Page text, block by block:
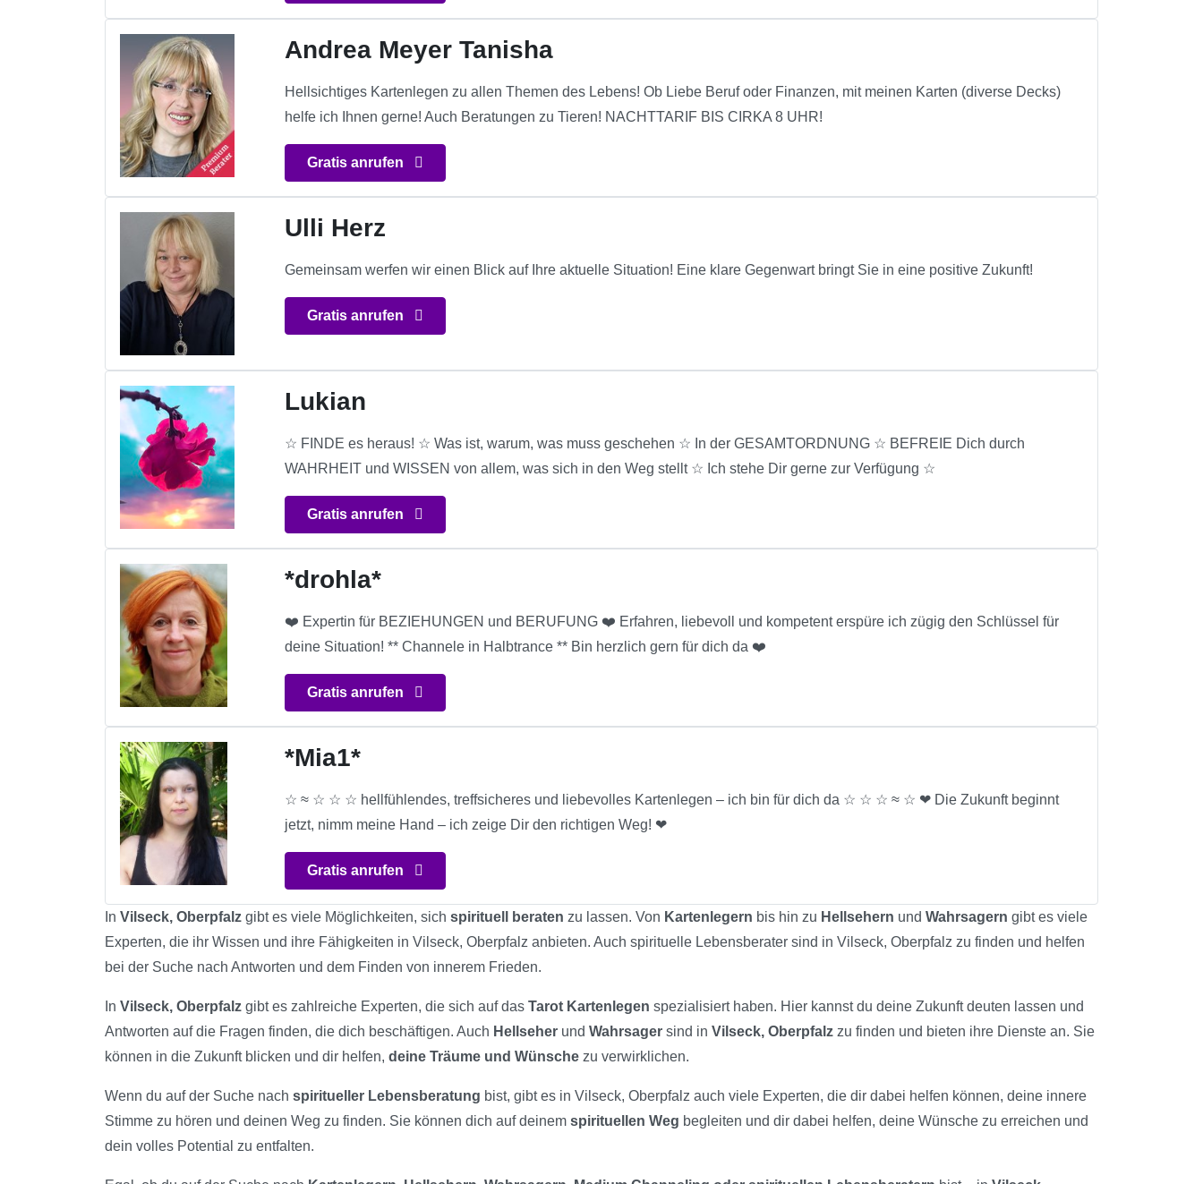
Andrea Meyer Tanisha
Hellsichtiges Kartenlegen zu allen Themen des Lebens! Ob Liebe Beruf oder Finanzen, mit meinen Karten (diverse Decks)
helfe ich Ihnen gerne! Auch Beratungen zu Tieren! NACHTTARIF BIS CIRKA 8 UHR!
Gratis anrufen
Ulli Herz
Gemeinsam werfen wir einen Blick auf Ihre aktuelle Situation! Eine klare Gegenwart bringt Sie in eine positive Zukunft!
Gratis anrufen
Lukian
☆ FINDE es heraus! ☆ Was ist, warum, was muss geschehen ☆ In der GESAMTORDNUNG ☆ BEFREIE Dich durch
WAHRHEIT und WISSEN von allem, was sich in den Weg stellt ☆ Ich stehe Dir gerne zur Verfügung ☆
Gratis anrufen
*drohla*
❤️ Expertin für BEZIEHUNGEN und BERUFUNG ❤️ Erfahren, liebevoll und kompetent erspüre ich zügig den Schlüssel für
deine Situation! ** Channele in Halbtrance ** Bin herzlich gern für dich da ❤️
Gratis anrufen
*Mia1*
☆ ≈ ☆ ☆ ☆ hellfühlendes, treffsicheres und liebevolles Kartenlegen – ich bin für dich da ☆ ☆ ☆ ≈ ☆ ❤ Die Zukunft beginnt
jetzt, nimm meine Hand – ich zeige Dir den richtigen Weg! ❤
Gratis anrufen
In Vilseck, Oberpfalz gibt es viele Möglichkeiten, sich spirituell beraten zu lassen. Von Kartenlegern bis hin zu Hellsehern und Wahrsagern gibt es viele
Experten, die ihr Wissen und ihre Fähigkeiten in Vilseck, Oberpfalz anbieten. Auch spirituelle Lebensberater sind in Vilseck, Oberpfalz zu finden und helfen
bei der Suche nach Antworten und dem Finden von innerem Frieden.
In Vilseck, Oberpfalz gibt es zahlreiche Experten, die sich auf das Tarot Kartenlegen spezialisiert haben. Hier kannst du deine Zukunft deuten lassen und
Antworten auf die Fragen finden, die dich beschäftigen. Auch Hellseher und Wahrsager sind in Vilseck, Oberpfalz zu finden und bieten ihre Dienste an. Sie
können in die Zukunft blicken und dir helfen, deine Träume und Wünsche zu verwirklichen.
Wenn du auf der Suche nach spiritueller Lebensberatung bist, gibt es in Vilseck, Oberpfalz auch viele Experten, die dir dabei helfen können, deine innere
Stimme zu hören und deinen Weg zu finden. Sie können dich auf deinem spirituellen Weg begleiten und dir dabei helfen, deine Wünsche zu erreichen und
dein volles Potential zu entfalten.